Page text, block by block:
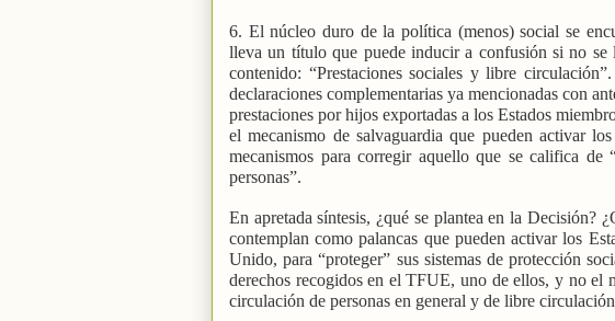
6. El núcleo duro de la política (menos) social se
lleva un título que puede inducir a confusión si no se
contenido: “Prestaciones sociales y libre
declaraciones complementarias ya mencionadas con
prestaciones por hijos exportadas a los Estados
el mecanismo de salvaguardia que pueden activar
mecanismos para corregir aquello que se califica
personas”.
En apretada síntesis, ¿qué se plantea en la Decisión?
contemplan como palancas que pueden activar los
Unido, para “proteger” sus sistemas de protección
derechos recogidos en el TFUE, uno de ellos, y no el
circulación de personas en general y de libre